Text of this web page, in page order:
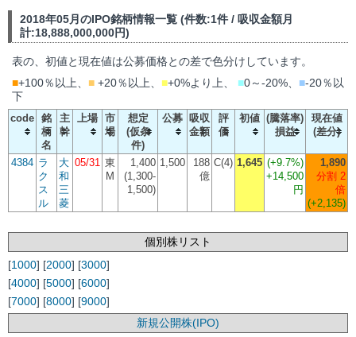
2018年05月のIPO銘柄情報一覧 (件数:1件 / 吸収金額月
計:18,888,000,000円)
表の、初値と現在値は公募価格との差で色分けしています。
■+100％以上、 ■ +20％以上、 ■+0%より上、 ■0～-20%、 ■-20％以
下
code 銘
柄
名
主
幹
上場 市
場
想定
(仮条
件)
公募 吸収
金額
評
価
初値 (騰落率)
損益
現在値
(差分)
4384 ラ
ク
ス
ル
大
和
三
菱
05/31 東
M
1,400
(1,300-
1,500)
1,500
188
億
C(4) 1,645 (+9.7%)
+14,500
円
1,890
分割 2
倍
(+2,135)
個別株リスト
[1000] [2000] [3000]
[4000] [5000] [6000]
[7000] [8000] [9000]
新規公開株(IPO)